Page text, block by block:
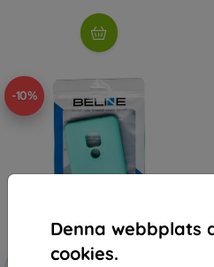
Denna webbplats
cookies.
-10%
Rabatt